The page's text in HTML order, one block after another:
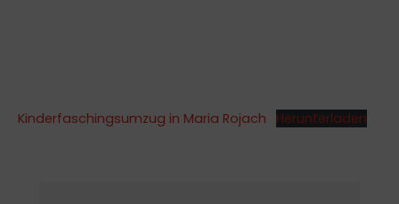
Kinderfaschingsumzug in Maria Rojach Herunterladen